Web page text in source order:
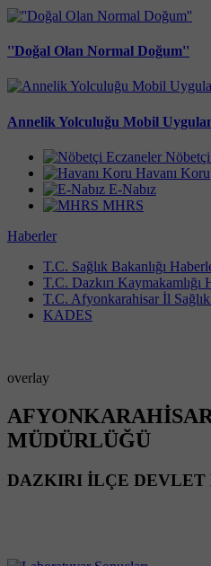
''Doğal Olan Normal Doğum''
Annelik Yolculuğu Mobil
Havanı Koru
E-Nabız
MHRS
Haberler
T.C. Sağlık Bakanlığı
T.C. Dazkırı Kaymakamlığı
T.C. Afyonkarahisar İl
KADES
overlay
MÜDÜRLÜĞÜ
DAZKIRI İLÇE DEVLET